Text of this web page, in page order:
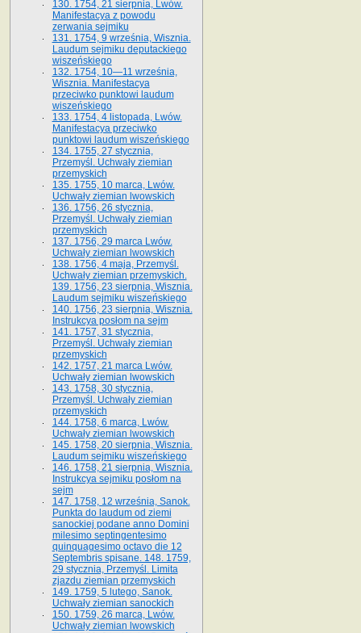
130. 1754, 21 sierpnia, Lwów.
Manifestacya z powodu
zerwania sejmiku
131. 1754, 9 września, Wisznia.
Laudum sejmiku deputackiego
wiszeńskiego
132. 1754, 10—11 września,
Wisznia. Manifestacya
przeciwko punktowi laudum
wiszeńskiego
133. 1754, 4 listopada, Lwów.
Manifestacya przeciwko
punktowi laudum wiszeńskiego
134. 1755, 27 stycznia,
Przemyśl. Uchwały ziemian
przemyskich
135. 1755, 10 marca, Lwów.
Uchwały ziemian lwowskich
136. 1756, 26 stycznia,
Przemyśl. Uchwały ziemian
przemyskich
137. 1756, 29 marca Lwów.
Uchwały ziemian lwowskich
138. 1756, 4 maja, Przemyśl.
Uchwały ziemian przemyskich.
139. 1756, 23 sierpnia, Wisznia.
Laudum sejmiku wiszeńskiego
140. 1756, 23 sierpnia, Wisznia.
Instrukcya posłom na sejm
141. 1757, 31 stycznia,
Przemyśl. Uchwały ziemian
przemyskich
142. 1757, 21 marca Lwów.
Uchwały ziemian lwowskich
143. 1758, 30 stycznia,
Przemyśl. Uchwały ziemian
przemyskich
144. 1758, 6 marca, Lwów.
Uchwały ziemian lwowskich
145. 1758, 20 sierpnia, Wisznia.
Laudum sejmiku wiszeńskiego
146. 1758, 21 sierpnia, Wisznia.
Instrukcya sejmiku posłom na
sejm
147. 1758, 12 września, Sanok.
Punkta do laudum od ziemi
sanockiej podane anno Domini
milesimo septingentesimo
quinquagesimo octavo die 12
Septembris spisane. 148. 1759,
29 stycznia, Przemyśl. Limita
zjazdu ziemian przemyskich
149. 1759, 5 lutego, Sanok.
Uchwały ziemian sanockich
150. 1759, 26 marca, Lwów.
Uchwały ziemian lwowskich